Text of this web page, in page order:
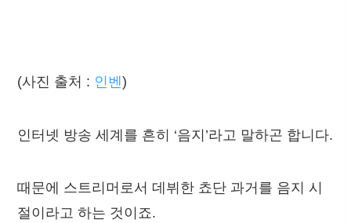
(사진 출처 : 인벤)
인터넷 방송 세계를 흔히 ‘음지’라고 말하곤 합니다.
때문에 스트리머로서 데뷔한 쵸단 과거를 음지 시
절이라고 하는 것이죠.